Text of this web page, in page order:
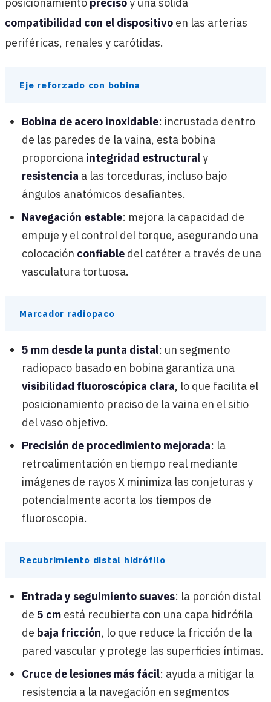
compatibilidad con el dispositivo en las arterias
periféricas, renales y carótidas.
Eje reforzado con bobina
Bobina de acero inoxidable: incrustada dentro
de las paredes de la vaina, esta bobina
proporciona integridad estructuraly
resistencia a las torceduras, incluso bajo
ángulos anatómicos desafiantes.
Navegación estable: mejora la capacidad de
empuje y el control del torque, asegurando una
colocación confiable del catéter a través de una
vasculatura tortuosa.
Marcador radiopaco
5 mm desde la punta distal: un segmento
radiopaco basado en bobina garantiza una
visibilidad fluoroscópica clara, lo que facilita el
posicionamiento preciso de la vaina en el sitio
del vaso objetivo.
Precisión de procedimiento mejorada: la
retroalimentación en tiempo real mediante
imágenes de rayos X minimiza las conjeturas y
potencialmente acorta los tiempos de
fluoroscopia.
Recubrimiento distal hidrófilo
Entrada y seguimiento suaves: la porción distal
de 5 cm está recubierta con una capa hidrófila
de baja fricción, lo que reduce la fricción de la
pared vascular y protege las superficies íntimas.
Cruce de lesiones más fácil: ayuda a mitigar la
resistencia a la navegación en segmentos